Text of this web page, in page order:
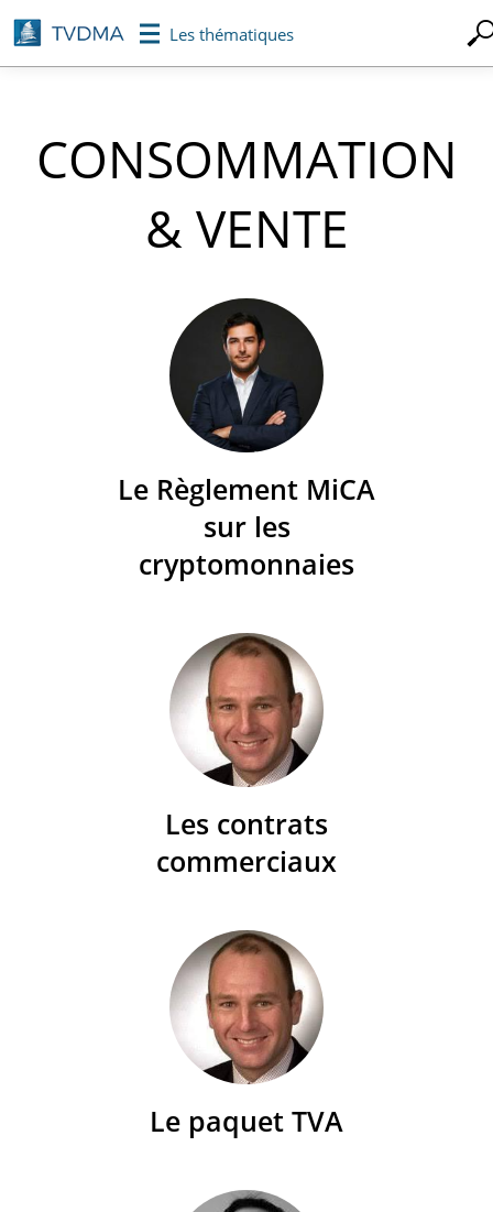
Aller
au
contenu
Les thématiques
CONSOMMATION
& VENTE
Le Règlement MiCA
sur les
cryptomonnaies
Les contrats
commerciaux
Le paquet TVA